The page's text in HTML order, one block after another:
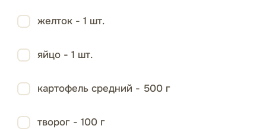
желток - 1 шт.
яйцо - 1 шт.
картофель средний - 500 г
творог - 100 г